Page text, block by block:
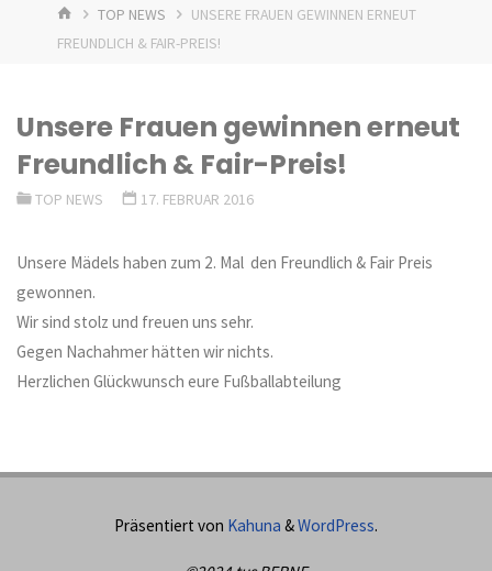
STARTTOP NEWS
UNSERE FRAUEN GEWINNEN ERNEUT
FREUNDLICH & FAIR-PREIS!
Unsere Frauen gewinnen erneut
Freundlich & Fair-Preis!
TOP NEWS 17. FEBRUAR 2016
Unsere Mädels haben zum 2. Mal den Freundlich & Fair Preis
gewonnen.
Wir sind stolz und freuen uns sehr.
Gegen Nachahmer hätten wir nichts.
Herzlichen Glückwunsch eure Fußballabteilung
Präsentiert von Kahuna &WordPress.